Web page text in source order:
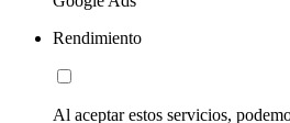
Rendimiento
Al aceptar estos servicios,